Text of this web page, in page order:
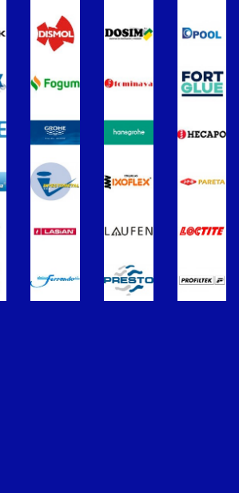
Para Inodoros
Cisternas
en el Baño
Termometros
Soportes para Radiadores
Acumuladores e
Calentadores a Gas